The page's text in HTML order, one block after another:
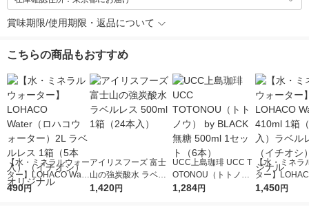
賞味期限/使用期限・返品について
こちらの商品もおすすめ
【水・ミネラルウォー
ター】LOHACO Wate
r（ロハコウォータ
490円
アイリスフーズ 富士
山の強炭酸水 ラベル
レス 500ml 1箱（24
1,420円
UCC上島珈琲 UCC T
OTONOU（トトノ
ウ） by BLACK無糖 5
1,284円
【水・ミネラ
ター】
r 410ml 1箱（
1,450円